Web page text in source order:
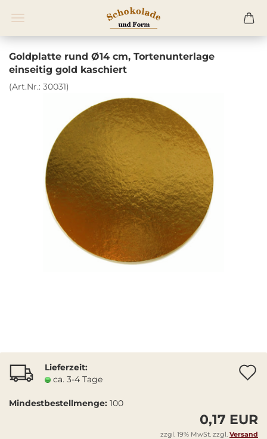
Goldplatte rund Ø14 cm, Tortenunterlage
einseitig gold kaschiert
(Art.Nr.: 30031)
Lieferzeit:
ca. 3-4 Tage
Mindestbestellmenge: 100
0,17 EUR
zzgl. 19% MwSt. zzgl. Versand